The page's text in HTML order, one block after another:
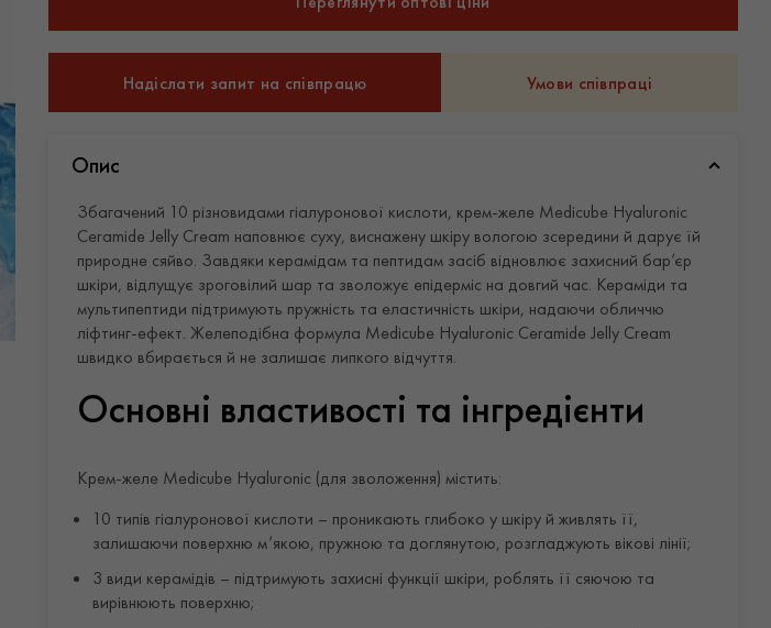
Надіслати запит на співпрацю Умови співпраці
Опис
Збагачений 10 різновидами гіалуронової кислоти, крем-желе Medicube Hyaluronic
Ceramide Jelly Cream наповнює суху, виснажену шкіру вологою зсередини й дарує їй
природне сяйво. Завдяки керамідам та пептидам засіб відновлює захисний бар’єр
шкіри, відлущує зроговілий шар та зволожує епідерміс на довгий час. Кераміди та
мультипептиди підтримують пружність та еластичність шкіри, надаючи обличчю
ліфтинг-ефект. Желеподібна формула Medicube Hyaluronic Ceramide Jelly Cream
швидко вбирається й не залишає липкого відчуття.
Основні властивості та інгредієнти
Крем-желе Medicube Hyaluronic (для зволоження) містить:
10 типів гіалуронової кислоти – проникають глибоко у шкіру й живлять її,
залишаючи поверхню м’якою, пружною та доглянутою, розгладжують вікові лінії;
3 види керамідів – підтримують захисні функції шкіри, роблять її сяючою та
вирівнюють поверхню;